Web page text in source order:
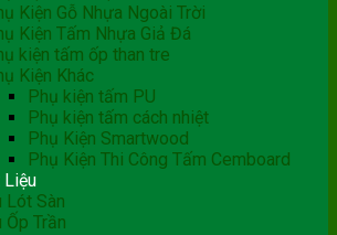
Kiện Gỗ Nhựa Ngoài Trời
Kiện Tấm Nhựa Giả Đá
kiện tấm ốp than tre
Kiện Khác
Phụ kiện tấm PU
Phụ kiện tấm cách nhiệt
Phụ Kiện Smartwood
Phụ Kiện Thi Công Tấm Cemboard
Liệu
Lót Sàn
Trần